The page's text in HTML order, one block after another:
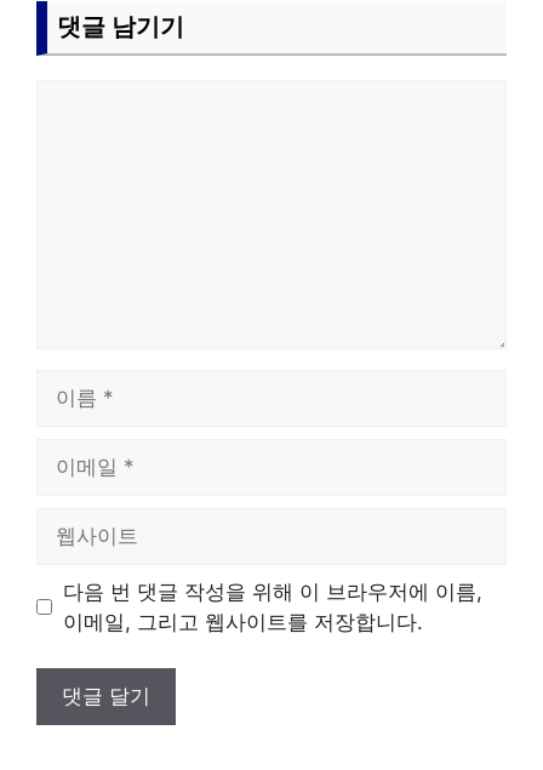
댓글 남기기
트
다음 번 댓글 작성을 위해 이 브라우저에 이름,
이메일, 그리고 웹사이트를 저장합니다.